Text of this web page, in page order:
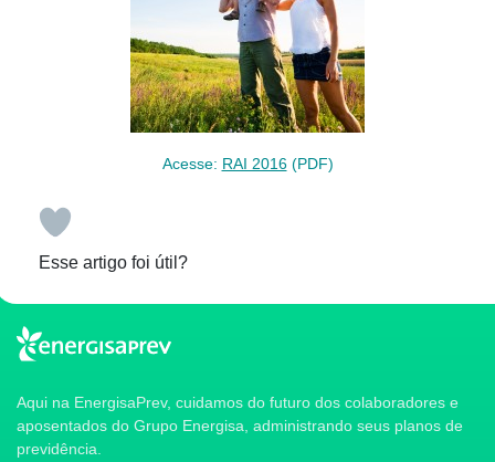
Acesse: RAI 2016(PDF)
Esse artigo foi útil?
Aqui na EnergisaPrev, cuidamos do futuro dos colaboradores e
aposentados do Grupo Energisa, administrando seus planos de
previdência.